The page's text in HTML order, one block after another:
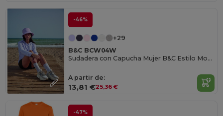
-46%
+29
B&C BCW04W
Sudadera con Capucha Mujer B&C Estilo Moderno
A partir de:
13,81 €25,36 €
-47%